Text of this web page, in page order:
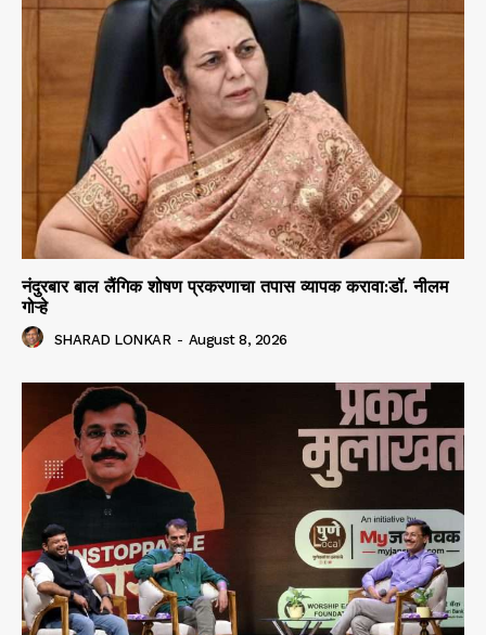
नंदुरबार बाल लैंगिक शोषण प्रकरणाचा तपास व्यापक करावा:डॉ. नीलम
गोऱ्हे
SHARAD LONKAR - August 8, 2026